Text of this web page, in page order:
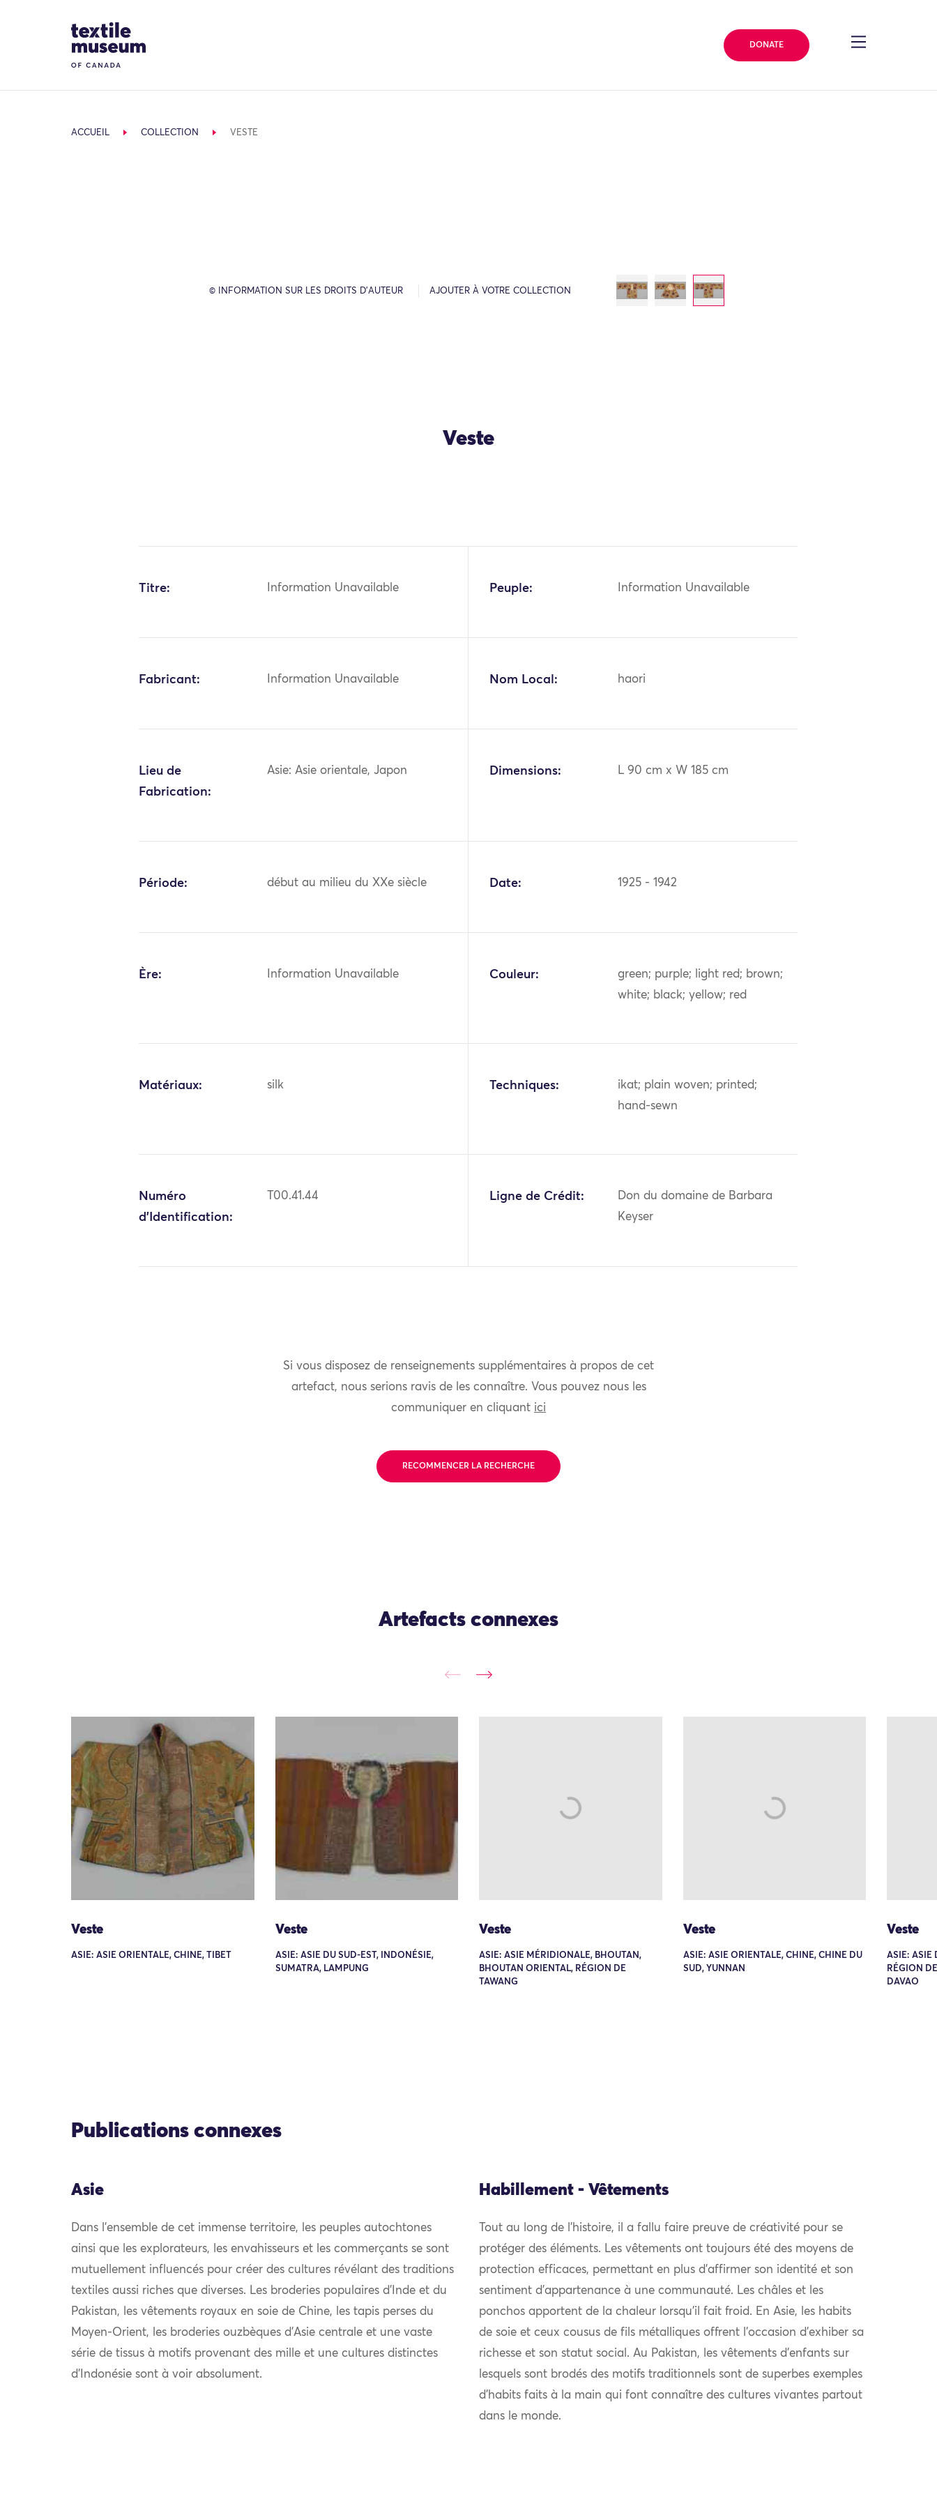
Site Logo
DONATE
ACCUEIL COLLECTION VESTE
© INFORMATION SUR LES DROITS D’AUTEUR AJOUTER À VOTRE COLLECTION
Veste
Titre: Information Unavailable Peuple: Information Unavailable
Fabricant: Information Unavailable Nom Local: haori
Lieu de
Fabrication:
Asie: Asie orientale, Japon Dimensions: L 90 cm x W 185 cm
Période: début au milieu du XXe siècle Date: 1925 - 1942
Ère: Information Unavailable Couleur:
green; purple; light red; brown;
white; black; yellow; red
Matériaux: silk Techniques:
ikat; plain woven; printed;
hand-sewn
Numéro
d'Identification:
T00.41.44 Ligne de Crédit:
Don du domaine de Barbara
Keyser
Si vous disposez de renseignements supplémentaires à propos de cet
artefact, nous serions ravis de les connaître. Vous pouvez nous les
communiquer en cliquant ici
RECOMMENCER LA RECHERCHE
Artefacts connexes
Veste
ASIE: ASIE ORIENTALE, CHINE, TIBET
Veste
ASIE: ASIE DU SUD-EST, INDONÉSIE,
SUMATRA, LAMPUNG
Veste
ASIE: ASIE MÉRIDIONALE, BHOUTAN,
BHOUTAN ORIENTAL, RÉGION DE
TAWANG
Veste
ASIE: ASIE ORIENTALE, CHINE, CHINE DU
SUD, YUNNAN
Veste
ASIE: ASIE
RÉGION
DAVAO
Publications connexes
Asie
Dans l’ensemble de cet immense territoire, les peuples autochtones
ainsi que les explorateurs, les envahisseurs et les commerçants se sont
mutuellement influencés pour créer des cultures révélant des traditions
textiles aussi riches que diverses. Les broderies populaires d’Inde et du
Pakistan, les vêtements royaux en soie de Chine, les tapis perses du
Moyen-Orient, les broderies ouzbèques d’Asie centrale et une vaste
série de tissus à motifs provenant des mille et une cultures distinctes
d’Indonésie sont à voir absolument.
Habillement - Vêtements
Tout au long de l’histoire, il a fallu faire preuve de créativité pour se
protéger des éléments. Les vêtements ont toujours été des moyens de
protection efficaces, permettant en plus d’affirmer son identité et son
sentiment d’appartenance à une communauté. Les châles et les
ponchos apportent de la chaleur lorsqu’il fait froid. En Asie, les habits
de soie et ceux cousus de fils métalliques offrent l’occasion d’exhiber sa
richesse et son statut social. Au Pakistan, les vêtements d’enfants sur
lesquels sont brodés des motifs traditionnels sont de superbes exemples
d’habits faits à la main qui font connaître des cultures vivantes partout
dans le monde.